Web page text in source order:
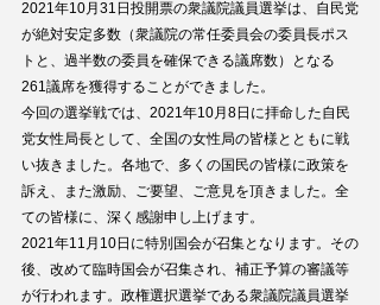
2021年10月31日投開票の衆議院議員選挙は、自民党
が絶対安定多数（衆議院の常任委員会の委員長ポス
トと、過半数の委員を確保できる議席数）となる
261議席を獲得することができました。
今回の選挙戦では、2021年10月8日に拝命した自民
党女性局長として、全国の女性局の皆様とともに戦
い抜きました。各地で、多くの国民の皆様に政策を
訴え、また激励、ご要望、ご意見を頂きました。全
ての皆様に、深く感謝申し上げます。
2021年11月10日に特別国会が召集となります。その
後、改めて臨時国会が召集され、補正予算の審議等
が行われます。政権選択選挙である衆議院議員選挙